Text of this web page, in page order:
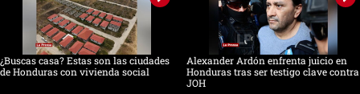
¿Buscas casa? Estas son las ciudades
de Honduras con vivienda social
Alexander Ardón enfrenta juicio en
Honduras tras ser testigo clave contra
JOH